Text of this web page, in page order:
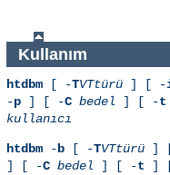
Kullanım
htdbm [ -TVTtürü ] [ -
-p ] [ -C bedel ] [ -t
kullanıcı
htdbm -b [ -TVTtürü ]
] [ -C bedel ] [ -t ]